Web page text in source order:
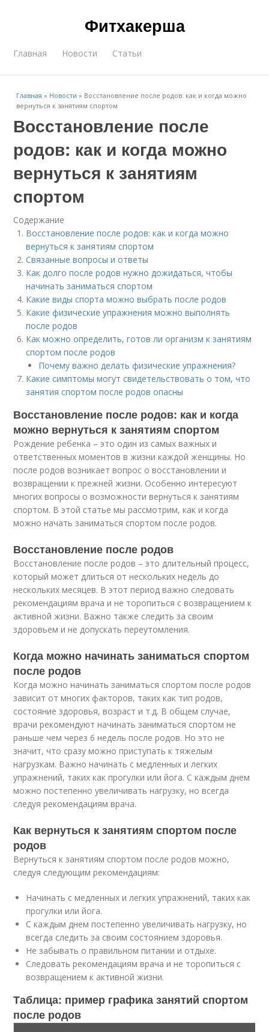
Фитхакерша
Главная Новости Статьи
Главная » Новости » Восстановление после родов: как и когда можно
вернуться к занятиям спортом
Восстановление после
родов: как и когда можно
вернуться к занятиям
спортом
Содержание
Восстановление после родов: как и когда можно
вернуться к занятиям спортом
Связанные вопросы и ответы
Как долго после родов нужно дожидаться, чтобы
начинать заниматься спортом
Какие виды спорта можно выбрать после родов
Какие физические упражнения можно выполнять
после родов
Как можно определить, готов ли организм к занятиям
спортом после родов
Почему важно делать физические упражнения?
Какие симптомы могут свидетельствовать о том, что
занятия спортом после родов опасны
Восстановление после родов: как и когда
можно вернуться к занятиям спортом
Рождение ребенка – это один из самых важных и
ответственных моментов в жизни каждой женщины. Но
после родов возникает вопрос о восстановлении и
возвращении к прежней жизни. Особенно интересуют
многих вопросы о возможности вернуться к занятиям
спортом. В этой статье мы рассмотрим, как и когда
можно начать заниматься спортом после родов.
Восстановление после родов
Восстановление после родов – это длительный процесс,
который может длиться от нескольких недель до
нескольких месяцев. В этот период важно следовать
рекомендациям врача и не торопиться с возвращением к
активной жизни. Важно также следить за своим
здоровьем и не допускать переутомления.
Когда можно начинать заниматься спортом
после родов
Когда можно начинать заниматься спортом после родов
зависит от многих факторов, таких как тип родов,
состояние здоровья, возраст и т.д. В общем случае,
врачи рекомендуют начинать заниматься спортом не
раньше чем через 6 недель после родов. Но это не
значит, что сразу можно приступать к тяжелым
нагрузкам. Важно начинать с медленных и легких
упражнений, таких как прогулки или йога. С каждым днем
можно постепенно увеличивать нагрузку, но всегда
следуя рекомендациям врача.
Как вернуться к занятиям спортом после
родов
Вернуться к занятиям спортом после родов можно,
следуя следующим рекомендациям:
Начинать с медленных и легких упражнений, таких как
прогулки или йога.
С каждым днем постепенно увеличивать нагрузку, но
всегда следить за своим состоянием здоровья.
Не забывать о правильном питании и отдыхе.
Следовать рекомендациям врача и не торопиться с
возвращением к активной жизни.
Таблица: пример графика занятий спортом
после родов